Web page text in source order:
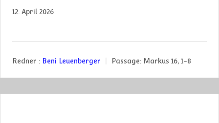
12. April 2026
Redner : Beni Leuenberger Passage: Markus 16, 1-8